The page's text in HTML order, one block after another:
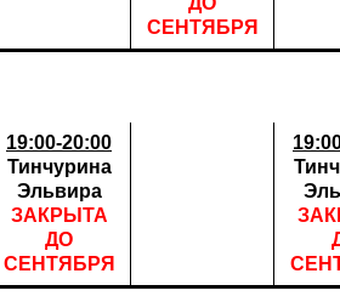
СЕНТЯБРЯ
19:00-20:00
Тинчурина
Эльвира
ЗАКРЫТА
ДО
СЕНТЯБРЯ